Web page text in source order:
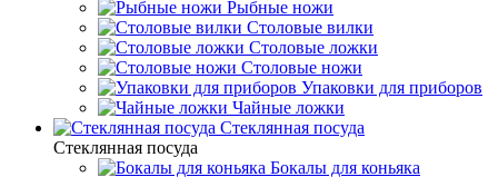
Рыбные ножи
Столовые вилки
Столовые ложки
Столовые ножи
Упаковки для приборов
Чайные ложки
Стеклянная посуда
Стеклянная посуда
Бокалы для коньяка